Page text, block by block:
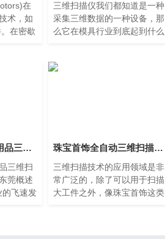
在
术，如
在密歇
3D打
三维扫描仪我们都知道是一种
采集三维数据的一种设备，那
么它在模具行业到底起到什么
仪。 首先模具生产，在我们没
汽车改装配件汽车用品三维扫描逆向建模设计服务东莞
三维扫
莞概述
的飞速发
珠宝首饰全自动三维扫描服务的应用东莞谢岗案例
三维扫描技术的应用领域是非
常广泛的，除了可以用于扫描
大工件之外，像珠宝首饰这类